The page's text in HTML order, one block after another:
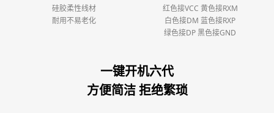
硅胶柔性线材
耐用不易老化
红色接VCC 黄色接RXM
白色接DM 蓝色接RXP
绿色接DP 黑色接GND
一键开机六代
方便简洁 拒绝繁琐